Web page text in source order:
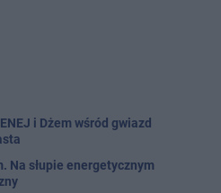
i Dżem wśród gwiazd
Na słupie energetycznym